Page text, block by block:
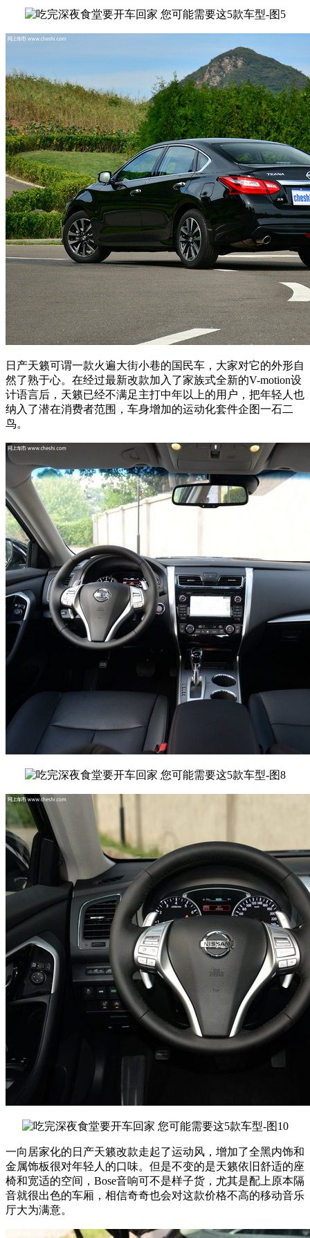
日产天籁可谓一款火遍大街小巷的国民车，大家对它的外形自
然了熟于心。在经过最新改款加入了家族式全新的V-motion设
计语言后，天籁已经不满足主打中年以上的用户，把年轻人也
纳入了潜在消费者范围，车身增加的运动化套件企图一石二
鸟。
一向居家化的日产天籁改款走起了运动风，增加了全黑内饰和
金属饰板很对年轻人的口味。但是不变的是天籁依旧舒适的座
椅和宽适的空间，Bose音响可不是样子货，尤其是配上原本隔
音就很出色的车厢，相信奇奇也会对这款价格不高的移动音乐
厅大为满意。